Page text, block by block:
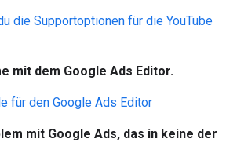
die Supportoptionen für die YouTube
mit dem Google Ads Editor.
für den Google Ads Editor
mit Google Ads, das in keine der